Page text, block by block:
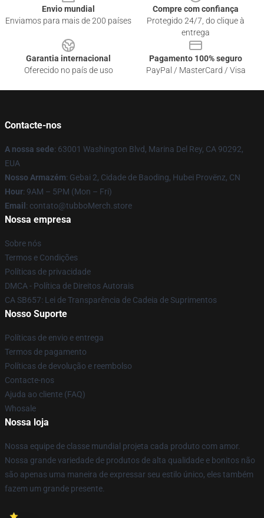
Envio mundial
Enviamos para mais de 200 países
Compre com confiança
Protegido 24/7, do clique à
entrega
Garantia internacional
Oferecido no país de uso
Pagamento 100% seguro
PayPal / MasterCard / Visa
Contacte-nos
A nossa sede: 63001 Washington Blvd, Marina Del Rey, CA 90292,
EUA
Nosso Armazém: Gebai 2, Cidade de Baoding, Hubei Provënz, CN
Hour: 9AM – 5PM (Mon – Fri)
Email : contato@tubboMerch.store
Nossa empresa
Sobre nós
Termos e Condições
Políticas de privacidade
DMCA - Política de Direitos Autorais
CA SB657: Lei de Transparência de Cadeia de Suprimentos
Nosso Suporte
Políticas de envio e entrega
Termos de pagamento
Políticas de devolução e reembolso
Contacte-nos
Ajuda ao cliente (FAQ)
Whosale
Nossa loja
Nossa equipe de classe mundial projeta cada produto com amor.
Nossa grande variedade de produtos de alta qualidade e bonitos não
são apenas uma maneira de expressar seu estilo único, eles também
fazem um grande presente.